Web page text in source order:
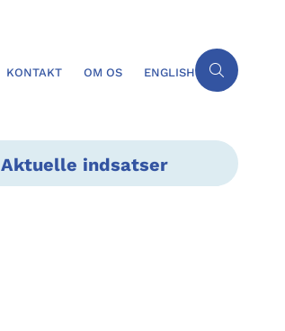
KONTAKT OM OS ENGLISH
Aktuelle indsatser